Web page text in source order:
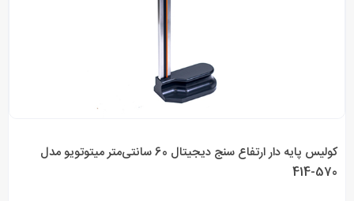
کولیس پایه دار ارتفاع سنج دیجیتال 60 سانتی‌متر میتوتویو مدل
570-414